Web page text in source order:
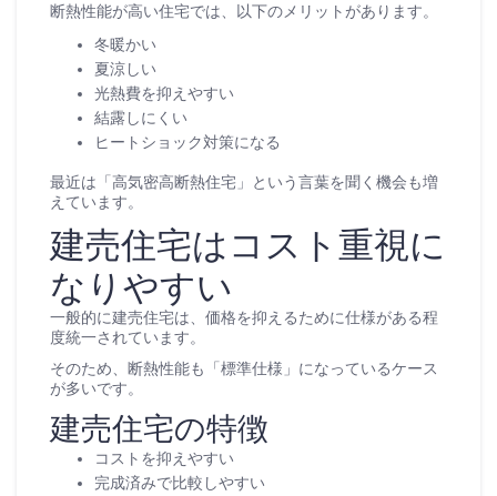
断熱性能が高い住宅では、以下のメリットがあります。
冬暖かい
夏涼しい
光熱費を抑えやすい
結露しにくい
ヒートショック対策になる
最近は「高気密高断熱住宅」という言葉を聞く機会も増
えています。
建売住宅はコスト重視に
なりやすい
一般的に建売住宅は、価格を抑えるために仕様がある程
度統一されています。
そのため、断熱性能も「標準仕様」になっているケース
が多いです。
建売住宅の特徴
コストを抑えやすい
完成済みで比較しやすい